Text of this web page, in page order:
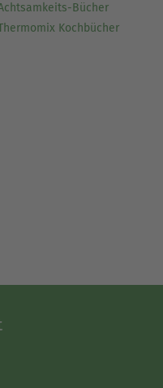
Bücher
Kochbücher